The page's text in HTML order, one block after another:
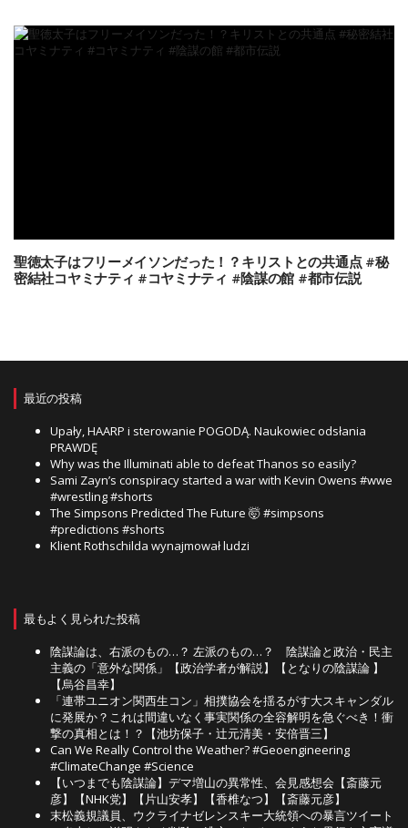
聖徳太子はフリーメイソンだった！？キリストとの共通点 #秘
密結社コヤミナティ #コヤミナティ #陰謀の館 #都市伝説
最近の投稿
Upały, HAARP i sterowanie POGODĄ. Naukowiec odsłania
PRAWDĘ
Why was the Illuminati able to defeat Thanos so easily?
Sami Zayn’s conspiracy started a war with Kevin Owens #wwe
#wrestling #shorts
The Simpsons Predicted The Future 🤯 #simpsons
#predictions #shorts
Klient Rothschilda wynajmował ludzi
最もよく見られた投稿
陰謀論は、右派のもの…？ 左派のもの…？ 陰謀論と政治・民主
主義の「意外な関係」【政治学者が解説】【となりの陰謀論 】
【烏谷昌幸】
「連帯ユニオン関西生コン」相撲協会を揺るがす大スキャンダル
に発展か？これは間違いなく事実関係の全容解明を急ぐべき！衝
撃の真相とは！？【池坊保子・辻元清美・安倍晋三】
Can We Really Control the Weather? #Geoengineering
#ClimateChange #Science
【いつまでも陰謀論】デマ増山の異常性、会見感想会【斎藤元
彦】【NHK党】【片山安孝】【香椎なつ】【斎藤元彦】
末松義規議員、ウクライナゼレンスキー大統領への暴言ツイート